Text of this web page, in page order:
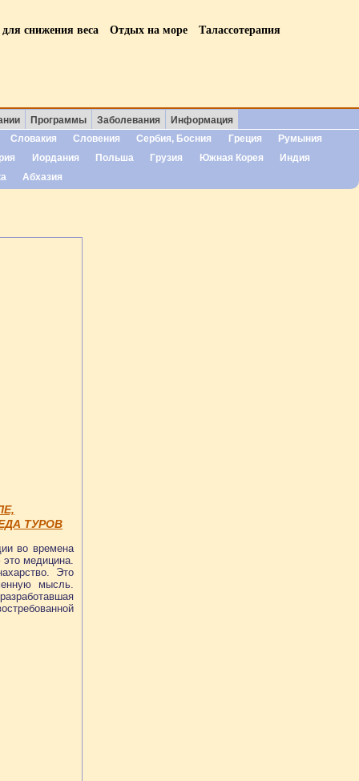
снижения веса Отдых на море Талассотерапия
Программы Заболевания
Информация
Словакия
Словения Сербия, Босния Греция
Румыния
Иордания Польша Грузия Южная Корея
Индия
Абхазия
ТУРОВ
во времена
медицина.
Это
мысль.